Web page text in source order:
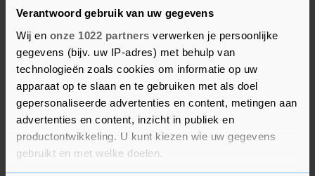
Verantwoord gebruik van uw gegevens
Wij en onze 1022 partners verwerken je persoonlijke
gegevens (bijv. uw IP-adres) met behulp van
technologieën zoals cookies om informatie op uw
apparaat op te slaan en te gebruiken met als doel
gepersonaliseerde advertenties en content, metingen aan
advertenties en content, inzicht in publiek en
productontwikkeling. U kunt kiezen wie uw gegevens
gebruikt en met welke doelen.
erop dat pakketondernemers dankzij de drukte
meer omzet draaien. PostNL ziet verder dat
sommige handelingen vanwege het virus
inderdaad meer tijd kosten. Daar staat tegenover
dat het rustig is op straat, waardoor de
verkeersdoorstroming veel beter is dan normaal.
Daarnaast hoeven bezorgers minder ritten te
maken voor één pakket omdat veel mensen
gewoon thuis zijn.